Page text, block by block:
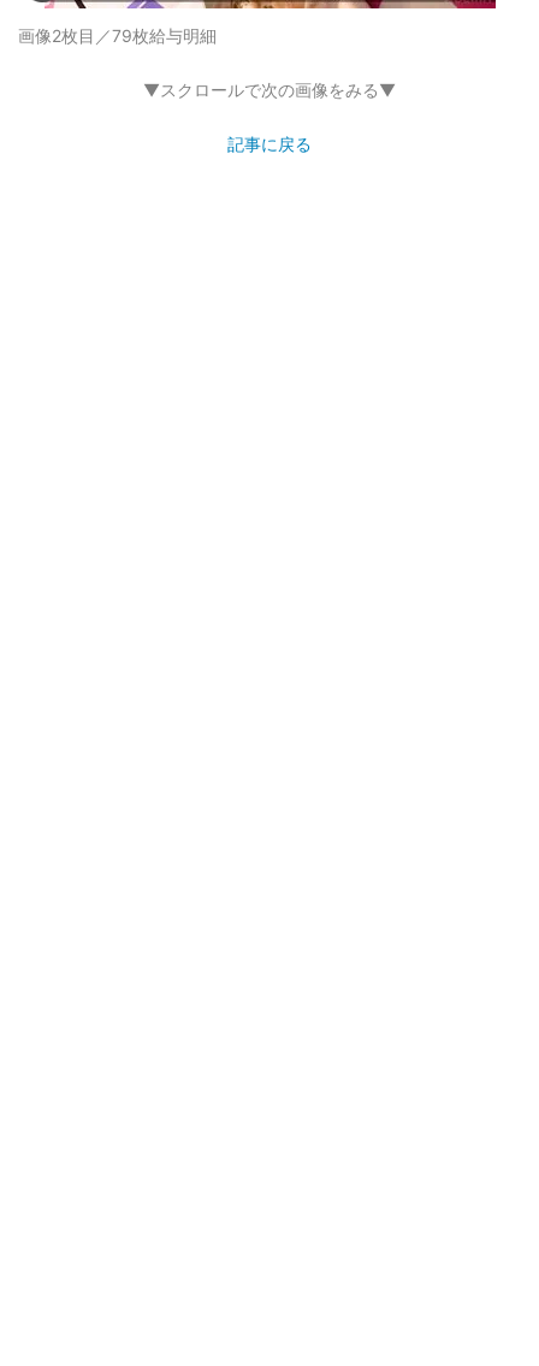
画像2枚目／79枚給与明細
▼スクロールで次の画像をみる▼
記事に戻る